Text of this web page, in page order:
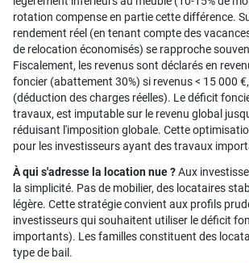
rotation compense en partie cette différence.
rendement réel (en tenant compte des
de relocation économisés) se rapproche
Fiscalement, les revenus sont déclarés en
foncier (abattement 30%) si revenus < 15 000
(déduction des charges réelles). Le déficit
travaux, est imputable sur le revenu global
réduisant l'imposition globale. Cette
pour les investisseurs ayant des travaux
À qui s'adresse la location nue ?Aux
la simplicité. Pas de mobilier, des locataires
légère. Cette stratégie convient aux profils
investisseurs qui souhaitent utiliser le déficit
importants). Les familles constituent des
type de bail.